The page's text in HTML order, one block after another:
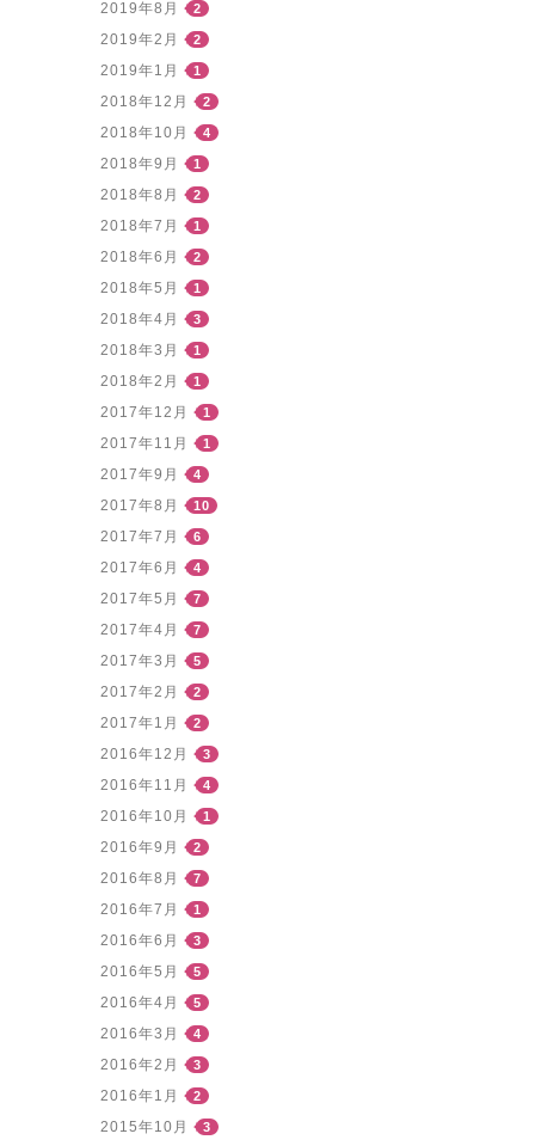
2019年8月 2
2019年2月 2
2019年1月 1
2018年12月 2
2018年10月 4
2018年9月 1
2018年8月 2
2018年7月 1
2018年6月 2
2018年5月 1
2018年4月 3
2018年3月 1
2018年2月 1
2017年12月 1
2017年11月 1
2017年9月 4
2017年8月 10
2017年7月 6
2017年6月 4
2017年5月 7
2017年4月 7
2017年3月 5
2017年2月 2
2017年1月 2
2016年12月 3
2016年11月 4
2016年10月 1
2016年9月 2
2016年8月 7
2016年7月 1
2016年6月 3
2016年5月 5
2016年4月 5
2016年3月 4
2016年2月 3
2016年1月 2
2015年10月 3